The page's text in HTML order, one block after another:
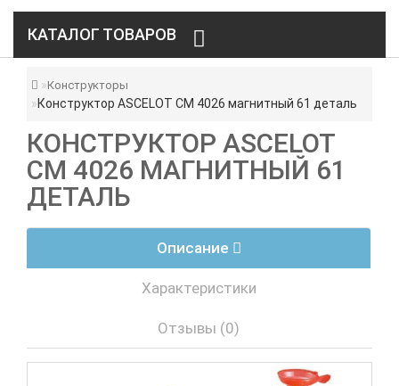
КАТАЛОГ ТОВАРОВ
Конструкторы
Конструктор ASCELOT СM 4026 магнитный 61 деталь
КОНСТРУКТОР ASCELOT
СM 4026 МАГНИТНЫЙ 61
ДЕТАЛЬ
Описание
Характеристики
Отзывы (0)